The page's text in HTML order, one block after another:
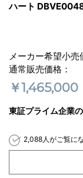
ハート
メーカー希望小売
通常販売価格：
￥1,465,000
東証プライム企業
2,088人がご覧に